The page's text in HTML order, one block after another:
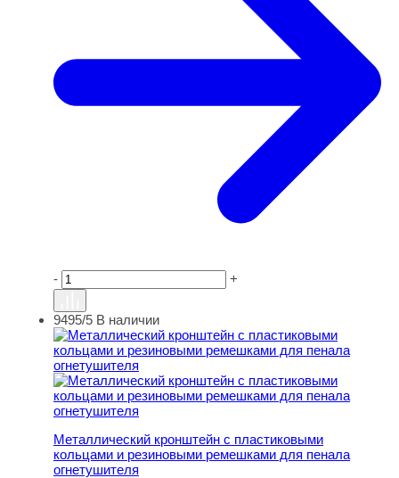
- +
Металлический кронштейн с пластиковыми кольцами
9495/5 В наличии
Металлический кронштейн с пластиковыми
кольцами и резиновыми ремешками для пенала
огнетушителя